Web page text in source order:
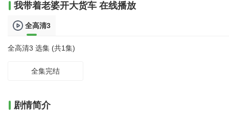
我带着老婆开大货车 在线播放
全高清3
全高清3 选集 (共1集)
全集完结
剧情简介